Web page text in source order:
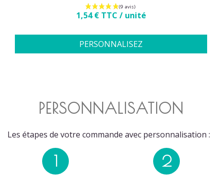
Prix
1,54 € TTC / unité
PERSONNALISEZ
PERSONNALISATION
Les étapes de votre commande avec personnalisation :
1 2